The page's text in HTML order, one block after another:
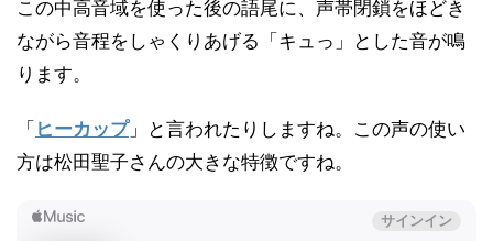
この中高音域を使った後の語尾に、声帯閉鎖をほどき
ながら音程をしゃくりあげる「キュっ」とした音が鳴
ります。
「 ヒーカップ」と言われたりしますね。この声の使い
方は松田聖子さんの大きな特徴ですね。